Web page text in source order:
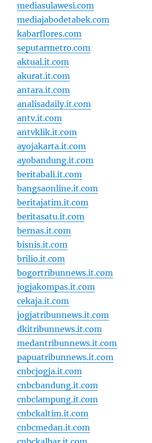
mediasulawesi.com
mediajabodetabek.com
kabarflores.com
seputarmetro.com
aktual.it.com
akurat.it.com
antara.it.com
analisadaily.it.com
antv.it.com
antvklik.it.com
ayojakarta.it.com
ayobandung.it.com
beritabali.it.com
bangsaonline.it.com
beritajatim.it.com
beritasatu.it.com
bernas.it.com
bisnis.it.com
brilio.it.com
bogortribunnews.it.com
jogjakompas.it.com
cekaja.it.com
jogjatribunnews.it.com
dkitribunnews.it.com
medantribunnews.it.com
papuatribunnews.it.com
cnbcjogja.it.com
cnbcbandung.it.com
cnbclampung.it.com
cnbckaltim.it.com
cnbcmedan.it.com